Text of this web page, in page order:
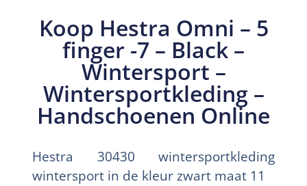
Koop Hestra Omni – 5
finger -7 – Black –
Wintersport –
Wintersportkleding –
Handschoenen Online
Hestra 30430 wintersportkleding
wintersport in de kleur zwart maat 11